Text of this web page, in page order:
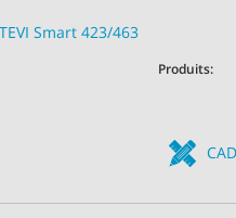
Produits:
CAD